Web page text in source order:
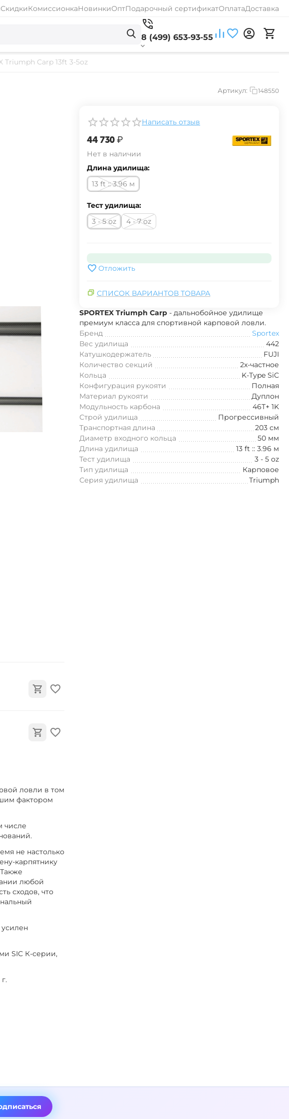
СкидкиКомиссионкаНовинкиОптПодарочный сертификатОплатаДоставка
8 (499) 653-93-55
Triumph Carp 13ft 3-5oz
Артикул: 148550
Написать отзыв
‍44 730‍₽
Нет в наличии
Длина удилища:
13 ft :: 3.96 м
Тест удилища:
3 - 5 oz
4 - 7 oz
Отложить
СПИСОК ВАРИАНТОВ ТОВАРА
SPORTEX Triumph Carp - дальнобойное удилище
премиум класса для спортивной карповой ловли.
Бренд
Sportex
Вес удилища
442
Катушкодержатель
FUJI
Количество секций
2х-частное
Кольца
K-Type SiC
Конфигурация рукояти
Полная
Материал рукояти
Дуплон
Модульность карбона
46T+ 1K
Строй удилища
Прогрессивный
Транспортная длина
203 см
Диаметр входного кольца
50 мм
Длина удилища
13 ft :: 3.96 м
Тест удилища
3 - 5 oz
Тип удилища
Карповое
Серия удилища
Triumph
ловли в том
фактором
числе
не настолько
карпятнику
любой
сходов, что
SIC К-серии,